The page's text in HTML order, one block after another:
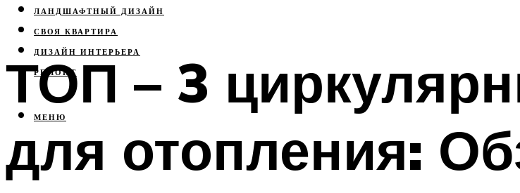
ЛАНДШАФТНЫЙ ДИЗАЙН
СВОЯ КВАРТИРА
ДИЗАЙН ИНТЕРЬЕРА
РЕМОНТ
МЕНЮ
ТОП – 3
для отопления: